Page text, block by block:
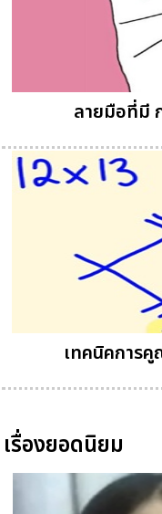
ลายมือที่มี
เทคนิคการ
เรื่องยอดนิยม